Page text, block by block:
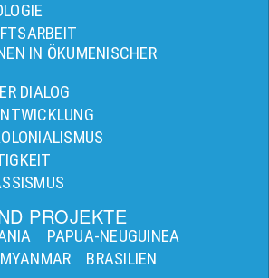
IN ÖKUMENISCHER
DIALOG
PROJEKTE
PAPUA-NEUGUINEA
MYANMAR BRASILIEN